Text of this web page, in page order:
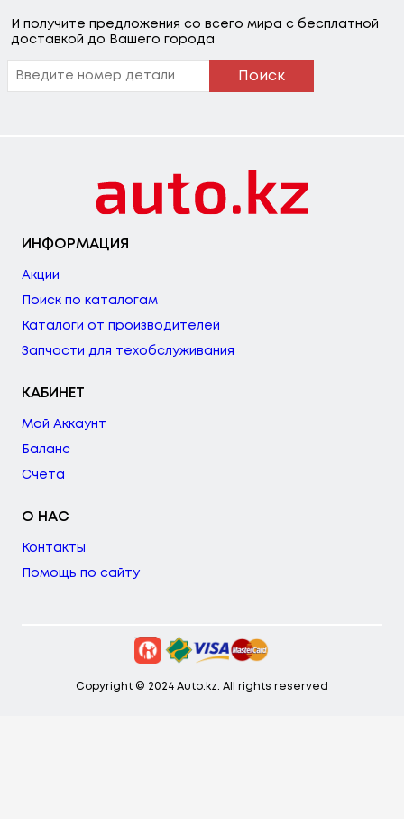
И получите предложения со всего мира с бесплатной
доставкой до Вашего города
Поиск
ИНФОРМАЦИЯ
Акции
Поиск по каталогам
Каталоги от производителей
Запчасти для техобслуживания
КАБИНЕТ
Мой Аккаунт
Баланс
Счета
О НАС
Контакты
Помощь по сайту
Copyright © 2024 Auto.kz. All rights reserved